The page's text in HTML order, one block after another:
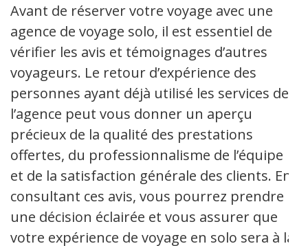
Avant de réserver votre voyage avec une
agence de voyage solo, il est essentiel de
vérifier les avis et témoignages d’autres
voyageurs. Le retour d’expérience des
personnes ayant déjà utilisé les services de
l’agence peut vous donner un aperçu
précieux de la qualité des prestations
offertes, du professionnalisme de l’équipe
et de la satisfaction générale des clients. En
consultant ces avis, vous pourrez prendre
une décision éclairée et vous assurer que
votre expérience de voyage en solo sera à la